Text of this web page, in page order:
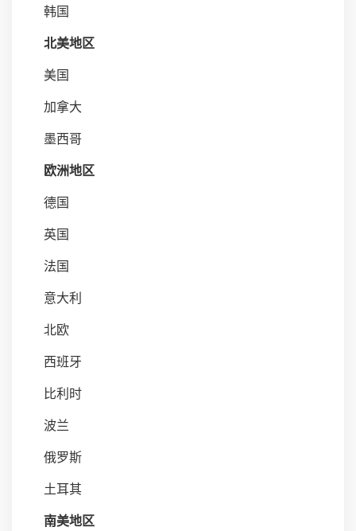
韩国
北美地区
美国
加拿大
墨西哥
欧洲地区
德国
英国
法国
意大利
北欧
西班牙
比利时
波兰
俄罗斯
土耳其
南美地区